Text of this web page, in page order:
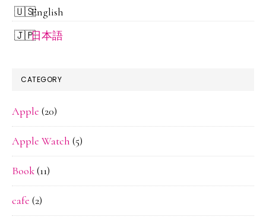
English
日本語
CATEGORY
Apple (20)
Apple Watch (5)
Book(11)
cafe (2)